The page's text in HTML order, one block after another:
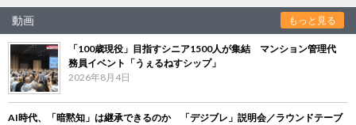
動画 もっと見る
「100歳現役」目指すシニア1500人が集結 マンション管理代
務員イベント「うぇるねすシップ」
2026年8月4日
AI時代、「暗黙知」は継承できるのか 「デジブレ」説明会／ラウンドテーブ